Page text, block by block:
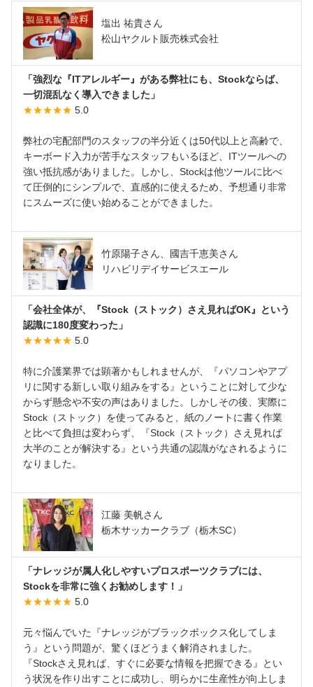
塩出 祐貴さん
松山ヤクルト販売株式会社
「強烈な『ITアレルギー』がある弊社にも、Stockならば、
一切混乱なく導入できました」
★★★★★ 5.0
弊社の宅配部門のスタッフの半分近くは50代以上と高齢で、
キーボード入力が苦手なスタッフもいるほど、ITツールへの
強い抵抗感がありました。しかし、Stockは他ツールに比べ
て圧倒的にシンプルで、直感的に使えるため、予想通り非常
にスムーズに使い始めることができました。
竹原陽子さん、國吉千恵美さん
リハビリデイサービスエール
「会社全体が、『Stock（ストック）さえ見ればOK』という
認識に180度変わった」
★★★★★ 5.0
特に介護業界では顕著かもしれませんが、『パソコンやアプ
リに関する新しい取り組みをする』ということに対して少な
からず懸念や不安の声はありました。しかしその後、実際に
Stock（ストック）を使ってみると、紙のノートに書く作業
と比べて負担は変わらず、『Stock（ストック）さえ見れば
大半のことが解決する』という共通の認識がなされるように
なりました。
江藤 美帆さん
栃木サッカークラブ（栃木SC）
「ナレッジが属人化しやすいプロスポーツクラブには、
Stockを非常に強くお勧めします！」
★★★★★ 5.0
元々悩んでいた『ナレッジがブラックボックス化してしま
う』という問題が、驚くほどうまく解消されました。
『Stockさえ見れば、すぐに必要な情報を把握できる』とい
う状況を作り出すことに成功し、明らかに生産性が向上しま